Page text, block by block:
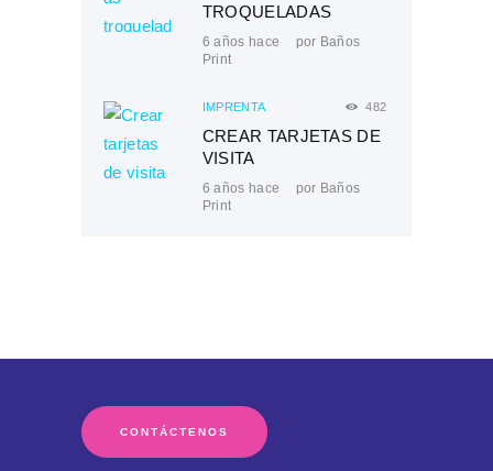
TROQUELADAS
6 años hace por Baños
Print
IMPRENTA 482
CREAR TARJETAS DE
VISITA
6 años hace por Baños
Print
CONTÁCTENOS